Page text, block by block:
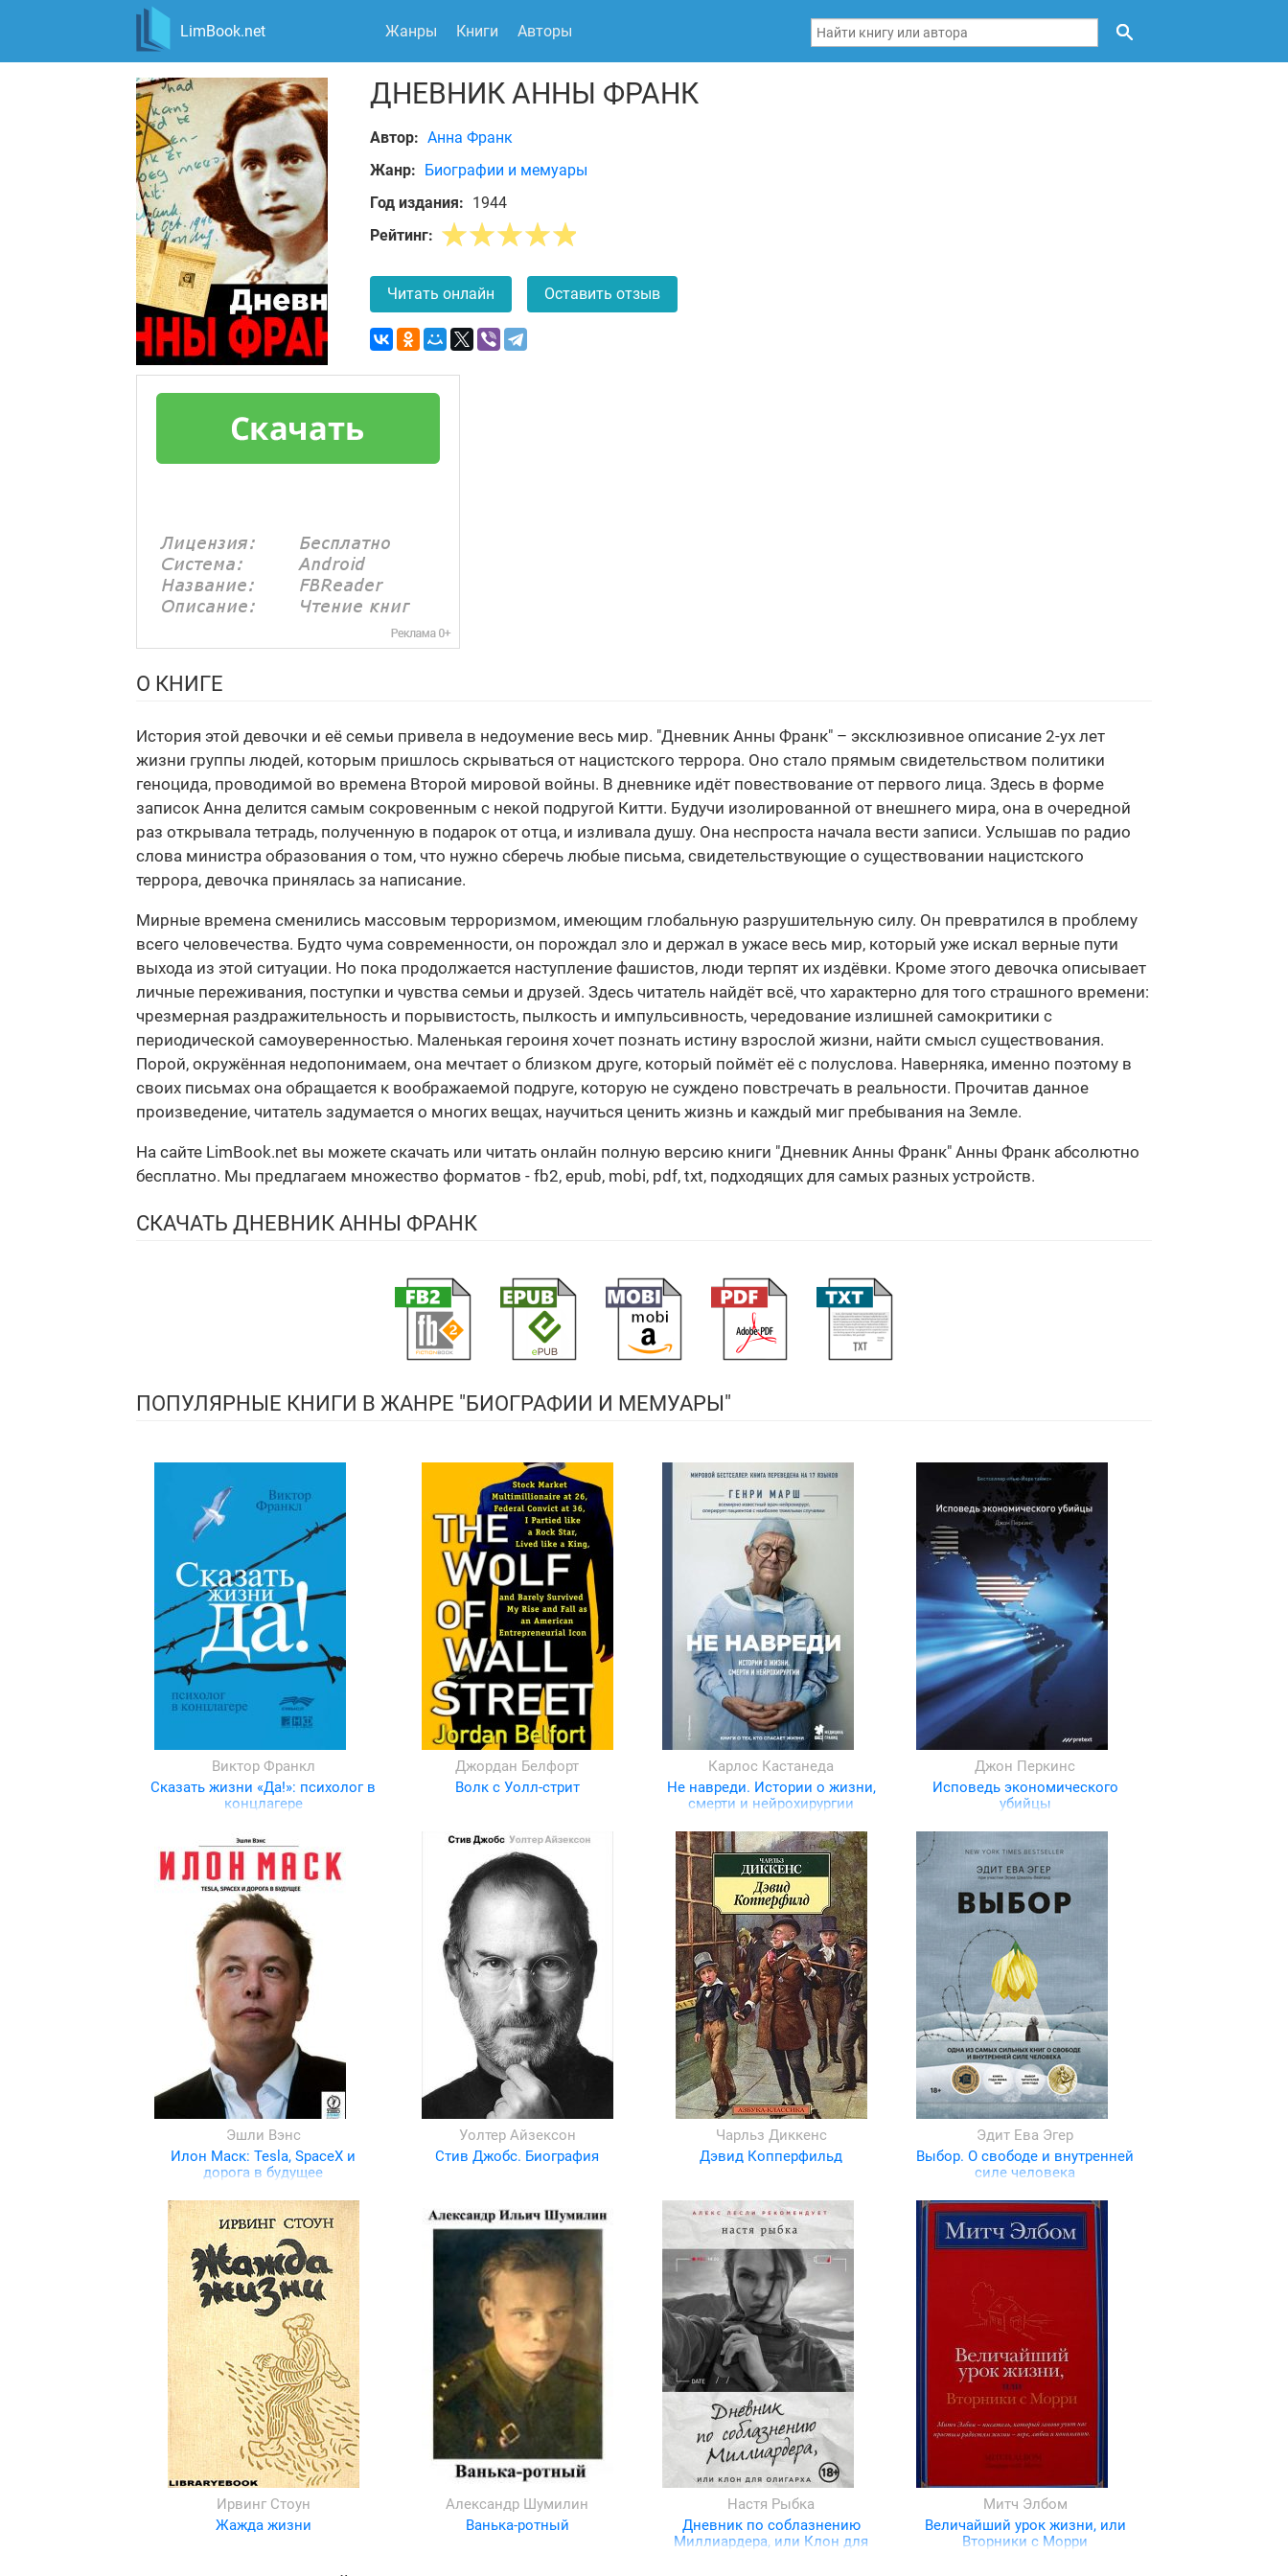
LimBook.net Жанры Книги Авторы
ДНЕВНИК АННЫ ФРАНК
Автор: Анна Франк
Жанр: Биографии и мемуары
Год издания: 1944
Рейтинг:
Читать онлайн Оставить отзыв
О КНИГЕ
История этой девочки и её семьи привела в недоумение весь мир. "Дневник Анны Франк" – эксклюзивное описание 2-ух лет
жизни группы людей, которым пришлось скрываться от нацистского террора. Оно стало прямым свидетельством политики
геноцида, проводимой во времена Второй мировой войны. В дневнике идёт повествование от первого лица. Здесь в форме
записок Анна делится самым сокровенным с некой подругой Китти. Будучи изолированной от внешнего мира, она в очередной
раз открывала тетрадь, полученную в подарок от отца, и изливала душу. Она неспроста начала вести записи. Услышав по радио
слова министра образования о том, что нужно сберечь любые письма, свидетельствующие о существовании нацистского
террора, девочка принялась за написание.
Мирные времена сменились массовым терроризмом, имеющим глобальную разрушительную силу. Он превратился в проблему
всего человечества. Будто чума современности, он порождал зло и держал в ужасе весь мир, который уже искал верные пути
выхода из этой ситуации. Но пока продолжается наступление фашистов, люди терпят их издёвки. Кроме этого девочка описывает
личные переживания, поступки и чувства семьи и друзей. Здесь читатель найдёт всё, что характерно для того страшного времени:
чрезмерная раздражительность и порывистость, пылкость и импульсивность, чередование излишней самокритики с
периодической самоуверенностью. Маленькая героиня хочет познать истину взрослой жизни, найти смысл существования.
Порой, окружённая недопонимаем, она мечтает о близком друге, который поймёт её с полуслова. Наверняка, именно поэтому в
своих письмах она обращается к воображаемой подруге, которую не суждено повстречать в реальности. Прочитав данное
произведение, читатель задумается о многих вещах, научиться ценить жизнь и каждый миг пребывания на Земле.
На сайте LimBook.net вы можете скачать или читать онлайн полную версию книги "Дневник Анны Франк" Анны Франк абсолютно
бесплатно. Мы предлагаем множество форматов - fb2, epub, mobi, pdf, txt, подходящих для самых разных устройств.
СКАЧАТЬ ДНЕВНИК АННЫ ФРАНК
ПОПУЛЯРНЫЕ КНИГИ В ЖАНРЕ "БИОГРАФИИ И МЕМУАРЫ"
Виктор Франкл
Сказать жизни «Да!»: психолог в
концлагере
Джордан Белфорт
Волк с Уолл-стрит
Карлос Кастанеда
Не навреди. Истории о жизни,
смерти и нейрохирургии
Джон Перкинс
Исповедь экономического
убийцы
Эшли Вэнс
Илон Маск: Tesla, SpaceX и
дорога в будущее
Уолтер Айзексон
Стив Джобс. Биография
Чарльз Диккенс
Дэвид Копперфильд
Эдит Ева Эгер
Выбор. О свободе и внутренней
силе человека
Ирвинг Стоун
Жажда жизни
Александр Шумилин
Ванька-ротный
Настя Рыбка
Дневник по соблазнению
Миллиардера, или Клон для
Митч Элбом
Величайший урок жизни, или
Вторники с Морри